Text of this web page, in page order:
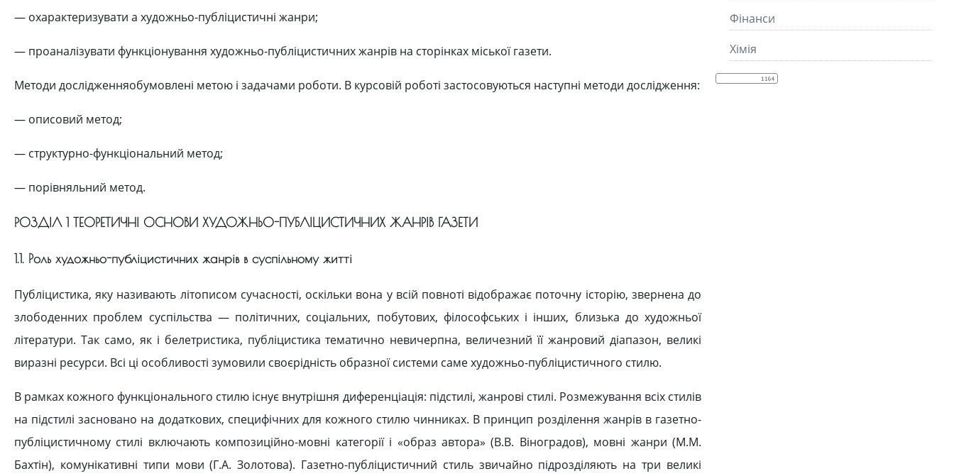
― охарактеризувати а художньо-публіцистичні жанри;
― проаналізувати функціонування художньо-публіцистичних жанрів на сторінках міської газети.
Методи дослідженняобумовлені метою і задачами роботи. В курсовій роботі застосовуються наступні методи дослідження:
— описовий метод;
— структурно-функціональний метод;
— порівняльний метод.
РОЗДІЛ 1 ТЕОРЕТИЧНІ ОСНОВИ ХУДОЖНЬО-ПУБЛІЦИСТИЧНИХ ЖАНРІВ ГАЗЕТИ
1.1. Роль художньо-публіцистичних жанрів в суспільному житті
Публіцистика, яку називають літописом сучасності, оскільки вона у всій повноті відображає поточну історію, звернена до
злободенних проблем суспільства — політичних, соціальних, побутових, філософських і інших, близька до художньої
літератури. Так само, як і белетристика, публіцистика тематично невичерпна, величезний її жанровий діапазон, великі
виразні ресурси. Всі ці особливості зумовили своєрідність образної системи саме художньо-публіцистичного стилю.
В рамках кожного функціонального стилю існує внутрішня диференціація: підстилі, жанрові стилі. Розмежування всіх стилів
на підстилі засновано на додаткових, специфічних для кожного стилю чинниках. В принцип розділення жанрів в газетно-
публіцистичному стилі включають композиційно-мовні категорії і «образ автора» (В.В. Віноградов), мовні жанри (М.М.
Бахтін), комунікативні типи мови (Г.А. Золотова). Газетно-публіцистичний стиль звичайно підрозділяють на три великі
Фінанси
Хімія